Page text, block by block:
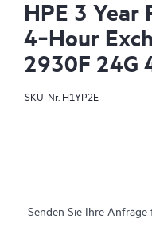
HPE 3 Year
4‑Hour
2930F 24G
SKU-Nr. H1YP2E
Senden Sie Ihre